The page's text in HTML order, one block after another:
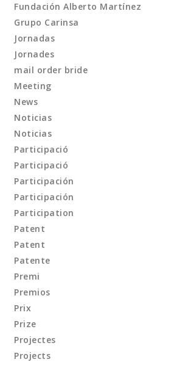
Fundación Alberto Martínez
Grupo Carinsa
Jornadas
Jornades
mail order bride
Meeting
News
Noticias
Noticias
Participació
Participació
Participación
Participación
Participation
Patent
Patent
Patente
Premi
Premios
Prix
Prize
Projectes
Projects